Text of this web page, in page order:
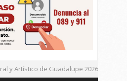
y Artístico de Guadalupe 2026
Dos Menores en Joaquín Amaro.